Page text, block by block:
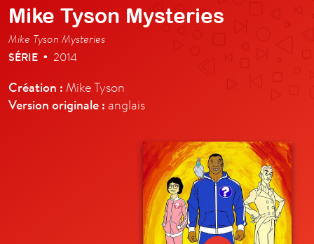
Mike Tyson Mysteries
Mike Tyson Mysteries
SÉRIE • 2014
Création : Mike Tyson
Version originale : anglais